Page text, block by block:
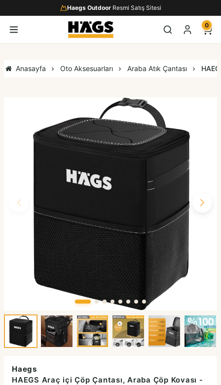
Haegs OutdoorResmi Satış Sitesi
0
Anasayfa Oto Aksesuarları Araba Atık Çantası
Haegs
HAEGS Araç içi Çöp Çantası, Araba Çöp Kovası -